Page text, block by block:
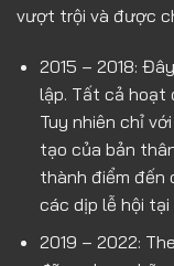
vượt trội và được
2015 – 2018:
lập. Tất cả hoạt
Tuy nhiên chỉ
tạo của bản
thành điểm đến
các dịp lễ hội tại
2019 – 2022: